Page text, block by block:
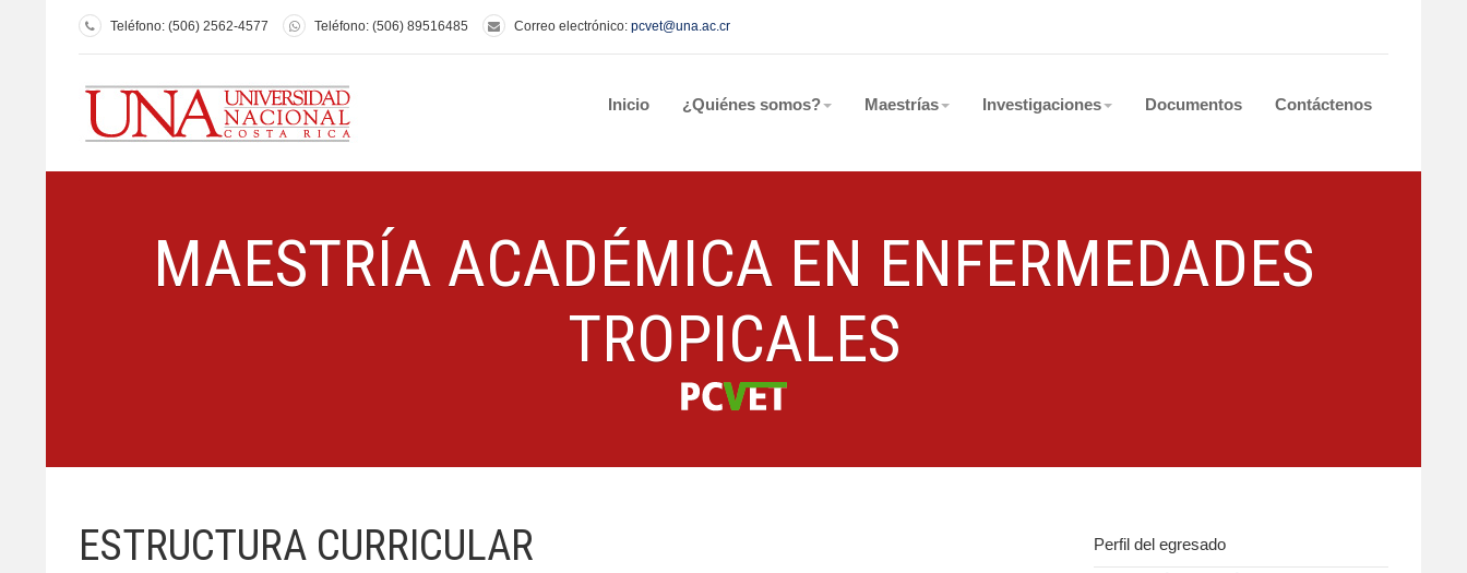
Teléfono: (506) 2562-4577 Teléfono: (506) 89516485 Correo electrónico: pcvet@una.ac.cr
Inicio ¿Quiénes somos? Maestrías Investigaciones Documentos Contáctenos
MAESTRÍA ACADÉMICA EN ENFERMEDADES
TROPICALES
ESTRUCTURA CURRICULAR Perfil del egresado